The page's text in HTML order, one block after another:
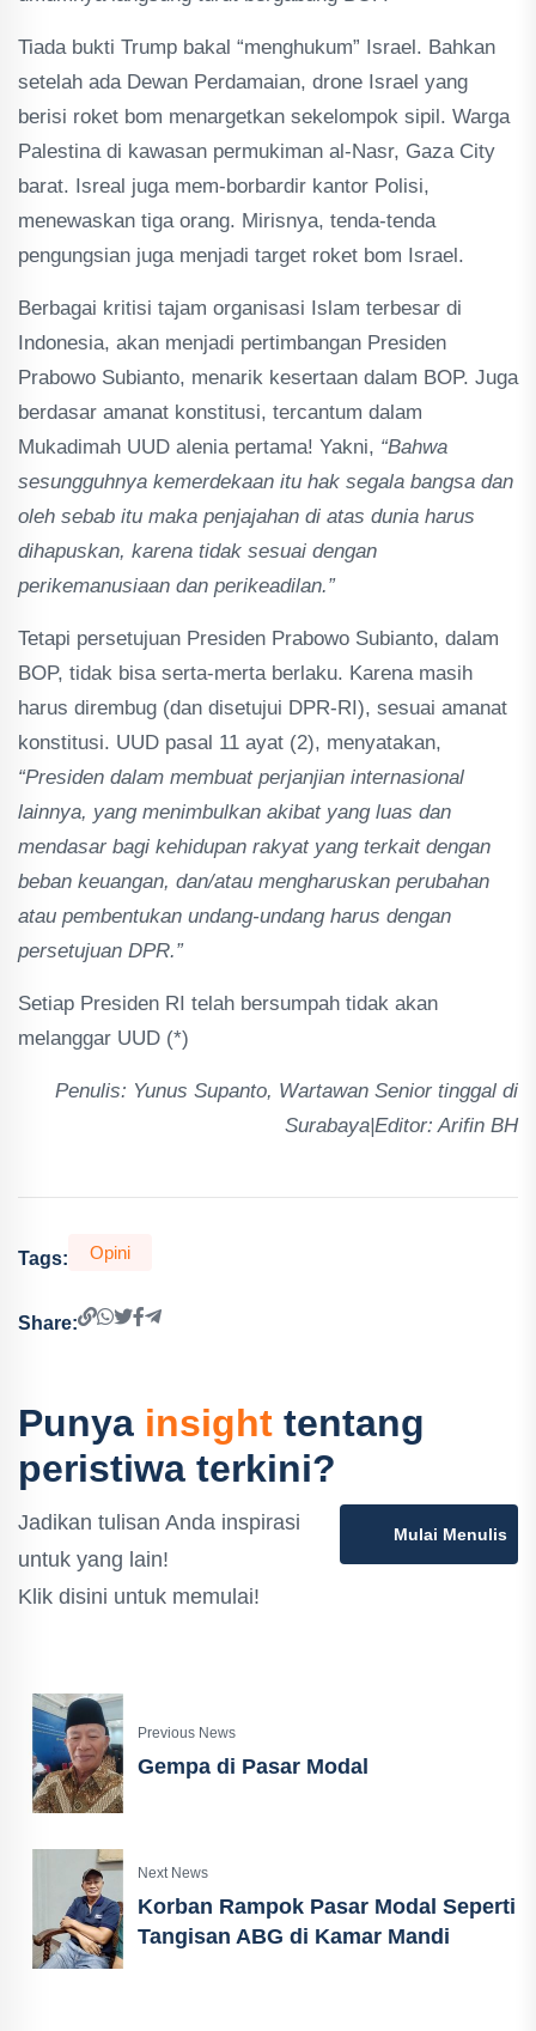
Tiada bukti Trump bakal “menghukum” Israel. Bahkan
setelah ada Dewan Perdamaian, drone Israel yang
berisi roket bom menargetkan sekelompok sipil. Warga
Palestina di kawasan permukiman al-Nasr, Gaza City
barat. Isreal juga mem-borbardir kantor Polisi,
menewaskan tiga orang. Mirisnya, tenda-tenda
pengungsian juga menjadi target roket bom Israel.
Berbagai kritisi tajam organisasi Islam terbesar di
Indonesia, akan menjadi pertimbangan Presiden
Prabowo Subianto, menarik kesertaan dalam BOP. Juga
berdasar amanat konstitusi, tercantum dalam
Mukadimah UUD alenia pertama! Yakni, “Bahwa
sesungguhnya kemerdekaan itu hak segala bangsa dan
oleh sebab itu maka penjajahan di atas dunia harus
dihapuskan, karena tidak sesuai dengan
perikemanusiaan dan perikeadilan.”
Tetapi persetujuan Presiden Prabowo Subianto, dalam
BOP, tidak bisa serta-merta berlaku. Karena masih
harus dirembug (dan disetujui DPR-RI), sesuai amanat
konstitusi. UUD pasal 11 ayat (2), menyatakan,
“Presiden dalam membuat perjanjian internasional
lainnya, yang menimbulkan akibat yang luas dan
mendasar bagi kehidupan rakyat yang terkait dengan
beban keuangan, dan/atau mengharuskan perubahan
atau pembentukan undang-undang harus dengan
persetujuan DPR.”
Setiap Presiden RI telah bersumpah tidak akan
melanggar UUD (*)
Penulis: Yunus Supanto, Wartawan Senior tinggal di
Surabaya|Editor: Arifin BH
Tags: Opini
Share:
Punya insight tentang
peristiwa terkini?
Jadikan tulisan Anda inspirasi
untuk yang lain!
Klik disini untuk memulai!
Mulai Menulis
Previous News
Gempa di Pasar Modal
Next News
Korban Rampok Pasar Modal Seperti
Tangisan ABG di Kamar Mandi